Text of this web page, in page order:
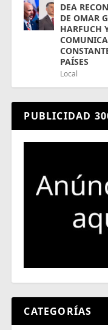
DEA
DE OMAR
HARFUCH
PAÍSES
Local
PUBLICIDAD
CATEGORÍAS